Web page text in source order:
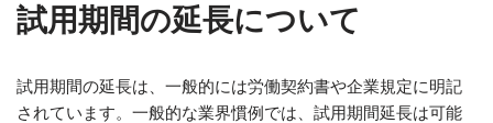
試用期間の延長について
試用期間の延長は、一般的には労働契約書や企業規定に明記
されています。一般的な業界慣例では、試用期間延長は可能